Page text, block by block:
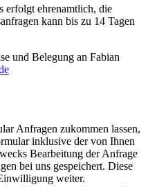
erfolgt ehrenamtlich, die
kann bis zu 14 Tagen
und Belegung an Fabian
Anfragen zukommen lassen,
inklusive der von Ihnen
Bearbeitung der Anfrage
bei uns gespeichert. Diese
weiter.